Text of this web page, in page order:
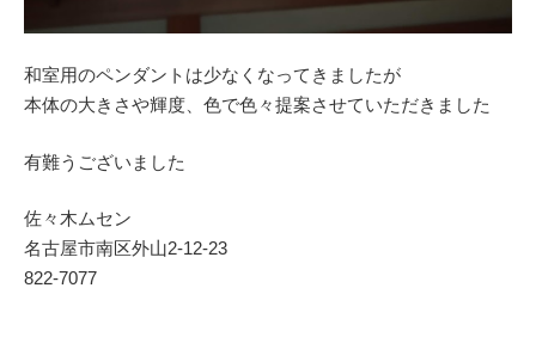
和室用のペンダントは少なくなってきましたが
本体の大きさや輝度、色で色々提案させていただきました
有難うございました
佐々木ムセン
名古屋市南区外山2-12-23
822-7077